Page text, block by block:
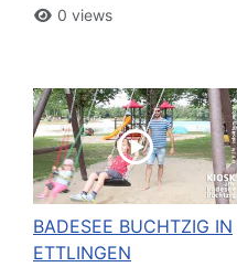
0 views
BADESEE BUCHTZIG IN
ETTLINGEN